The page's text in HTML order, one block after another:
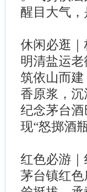
醒目大气，
休闲必逛｜
明清盐运
筑依山而
香原浆，
纪念茅台
现“怒掷酒
红色必游
茅台镇红